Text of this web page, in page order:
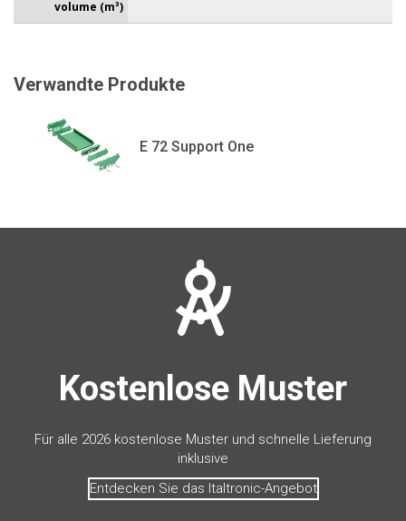
volume (m³)
Verwandte Produkte
E 72 Support One
Kostenlose Muster
Für alle 2026 kostenlose Muster und schnelle Lieferung
inklusive
Entdecken Sie das Italtronic-Angebot